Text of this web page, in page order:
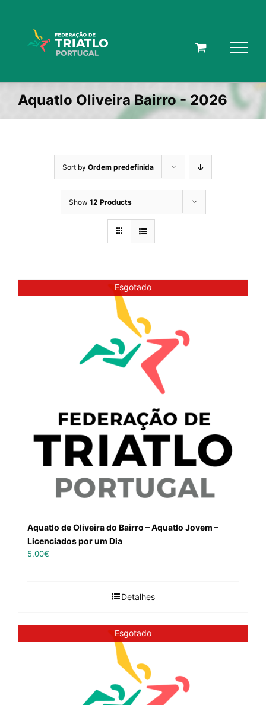
Aquatlo Oliveira Bairro - 2026
Sort by Ordem predefinida
Show 12 Products
Esgotado
Aquatlo de Oliveira do Bairro – Aquatlo Jovem –
Licenciados por um Dia
5,00€
Detalhes
Esgotado